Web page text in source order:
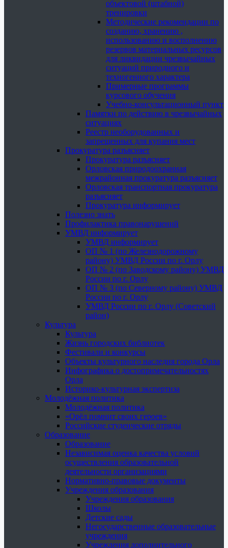
объектовой (штабной)
тренировки
Методические рекомендации по
созданию, хранению ,
использованию и восполнению
резервов материальных ресурсов
для ликвидации чрезвычайных
ситуаций природного и
техногенного характера
Примерные программы
курсового обучения
Учебно-консультационный пункт
Памятки по действию в чрезвычайных
ситуациях
Реестр необорудованных и
запрещенных для купания мест
Прокуратура разъясняет
Прокуратура разъясняет
Орловская природоохранная
межрайонная прокуратура разъясняет
Орловская транспортная прокуратура
разъясняет
Прокуратура информирует
Полезно знать
Профилактика правонарушений
УМВД информирует
УМВД информирует
ОП № 1 (по Железнодорожному
району) УМВД России по г. Орлу
ОП № 2 (по Заводскому району) УМВД
России по г. Орлу
ОП № 3 (по Северному району) УМВД
России по г. Орлу
УМВД России по г. Орлу (Советский
район)
Культура
Культура
Жизнь городских библиотек
Фестивали и конкурсы
Объекты культурного наследия города Орла
Инфографика о достопримечательностях
Орла
Историко-культурная экспертиза
Молодёжная политика
Молодёжная политика
«Орёл помнит своих героев»
Российские студенческие отряды
Образование
Образование
Независимая оценка качества условий
осуществления образовательной
деятельности организациями
Нормативно-правовые документы
Учреждения образования
Учреждения образования
Школы
Детские сады
Негосударственные образовательные
учреждения
Учреждения дополнительного